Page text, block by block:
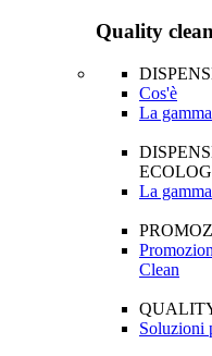
Quality clean
Cos'è
La
La
Clean
Soluzioni